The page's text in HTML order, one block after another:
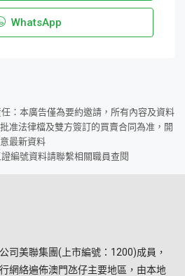
WhatsApp
：本廣告僅為要約邀請，所有內容及資料
准法律檔及雙方簽訂的買賣合同為准，開
最新資料
編號資料請聯繫相關職員查閱
司美聯集團(上市編號：1200)成員，
網絡遍佈澳門氹仔主要地區，由本地